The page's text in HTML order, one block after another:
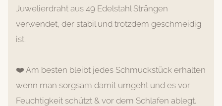
Juwelierdraht aus 49 Edelstahl Strängen
verwendet, der stabil und trotzdem geschmeidig
ist.
❤️ Am besten bleibt jedes Schmuckstück erhalten
wenn man sorgsam damit umgeht und es vor
Feuchtigkeit schützt & vor dem Schlafen ablegt.